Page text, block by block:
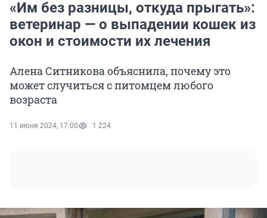
«Им без разницы, откуда прыгать»:
ветеринар — о выпадении кошек из
окон и стоимости их лечения
Алена Ситникова объяснила, почему это
может случиться с питомцем любого
возраста
11 июня 2024, 17:00 1 224